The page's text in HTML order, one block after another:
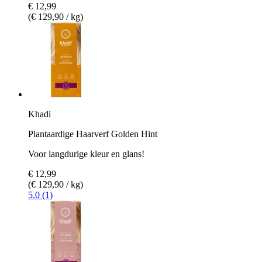
€ 12,99
(€ 129,90 / kg)
Khadi
Plantaardige Haarverf Golden Hint
Voor langdurige kleur en glans!
€ 12,99
(€ 129,90 / kg)
5.0 (1)